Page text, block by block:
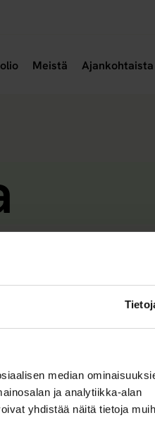
median
ja analytiikka-alan
yhdistää näitä tietoja
MeistäAvaa alavalikko
Ajankohtaista
ja